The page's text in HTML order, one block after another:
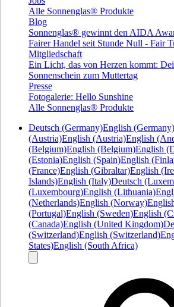
Alle Sonnenglas® Produkte
Blog
Sonnenglas® gewinnt den AIDA
Fairer Handel seit Stunde Null - Fair
Mitgliedschaft
Ein Licht, das von Herzen kommt:
Sonnenschein zum Muttertag
Presse
Fotogalerie: Hello Sunshine
Alle Sonnenglas® Produkte
Deutsch (Germany)English (Germany)
(Austria)English (Austria)English
(Belgium)English (Belgium)English
(Estonia)English (Spain)English
(France)English (Gibraltar)English
Islands)English (Italy)Deutsch
(Luxembourg)English (Lithuania)
(Netherlands)English (Norway)
(Portugal)English (Sweden)English
(Canada)English (United Kingdom)
(Switzerland)English (Switzerland)
States)English (South Africa)